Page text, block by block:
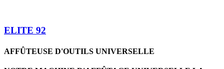
ELITE 92
AFFÛTEUSE D'OUTILS UNIVERSELLE